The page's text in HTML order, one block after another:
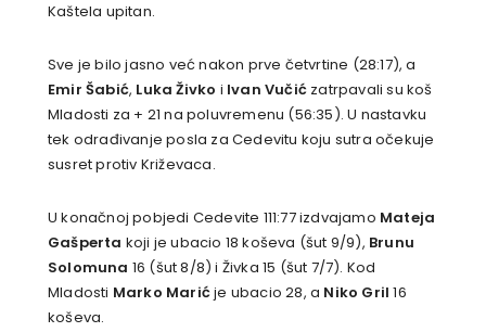
Kaštela upitan.
Sve je bilo jasno već nakon prve četvrtine (28:17), a
Emir Šabić, Luka Živko i Ivan Vučić zatrpavali su koš
Mladosti za + 21 na poluvremenu (56:35). U nastavku
tek odrađivanje posla za Cedevitu koju sutra očekuje
susret protiv Križevaca.
U konačnoj pobjedi Cedevite 111:77 izdvajamo Mateja
Gašperta koji je ubacio 18 koševa (šut 9/9), Brunu
Solomuna 16 (šut 8/8) i Živka 15 (šut 7/7). Kod
Mladosti Marko Marićje ubacio 28, a Niko Gril 16
koševa.